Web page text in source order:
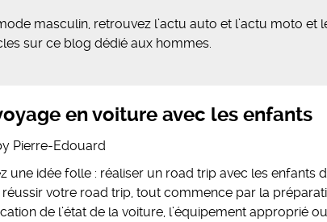
masculin, retrouvez l’actu auto et l’actu moto et
sur ce blog dédié aux hommes.
en voiture avec les enfants
Pierre-Edouard
une idée folle : réaliser un road trip avec les enfants
réussir votre road trip, tout commence par la
de l’état de la voiture, l’équipement approprié